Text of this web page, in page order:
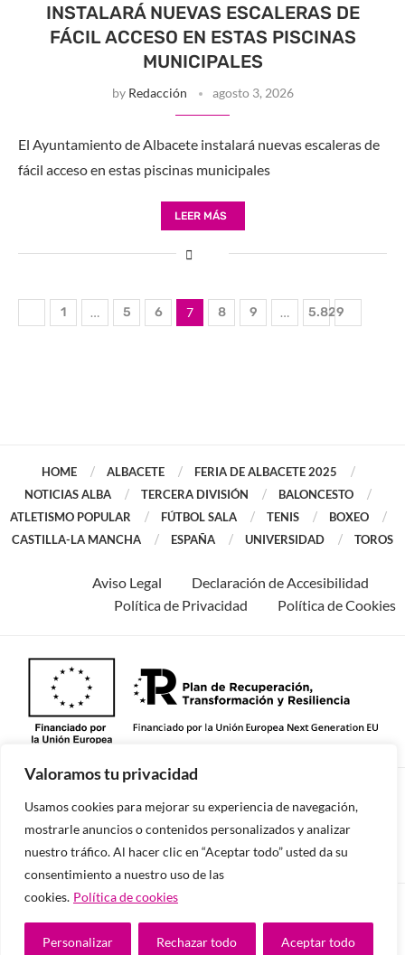
Valoramos tu privacidad
Usamos cookies para mejorar su experiencia de navegación,
mostrarle anuncios o contenidos personalizados y analizar
nuestro tráfico. Al hacer clic en “Aceptar todo” usted da su
consentimiento a nuestro uso de las
cookies. Política de cookies
Personalizar Rechazar todo Aceptar todo
INSTALARÁ NUEVAS ESCALERAS DE
FÁCIL ACCESO EN ESTAS PISCINAS
MUNICIPALES
by Redacción agosto 3, 2026
El Ayuntamiento de Albacete instalará nuevas escaleras de
fácil acceso en estas piscinas municipales
LEER MÁS
1 … 5 6 7 8 9 … 5.829
HOME ALBACETE
FERIA DE ALBACETE 2025
NOTICIAS ALBA
TERCERA DIVISIÓN
BALONCESTO
ATLETISMO POPULAR
FÚTBOL SALA TENIS
BOXEO
CASTILLA-LA MANCHA
ESPAÑA UNIVERSIDAD TOROS
Aviso Legal
Declaración de Accesibilidad
Política de Privacidad
Política de Cookies
Diseñado y desarrollado por tu equipo Imedia